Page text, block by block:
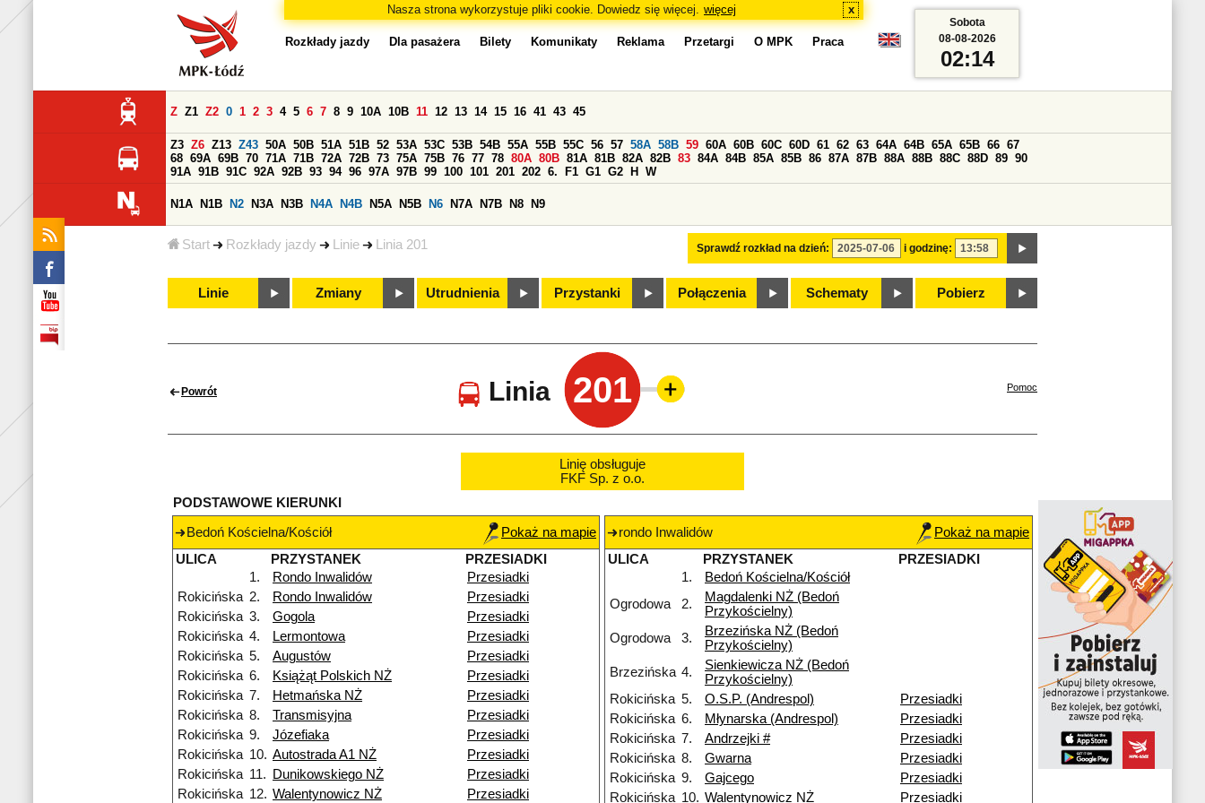
Nasza strona wykorzystuje pliki cookie. Dowiedz się więcej. więcej x
Start Rozkłady jazdy Linie Linia 201
Rozkłady jazdy Dla pasażera Bilety Komunikaty Reklama Przetargi O MPK Praca
Sprawdź rozkład na dzień: i godzinę:
Z Z1 Z2 0 1 2 3 4 5 6 7 8 9 10A 10B 11 12 13 14 15 16 41 43 45
Z3 Z6 Z13 Z43 50A 50B 51A 51B 52 53A 53C 53B 54B 55A 55B 55C 56 57 58A 58B 59 60A 60B 60C 60D 61 62 63 64A 64B 65A 65B 66 67
68 69A 69B 70 71A 71B 72A 72B 73 75A 75B 76 77 78 80A 80B 81A 81B 82A 82B 83 84A 84B 85A 85B 86 87A 87B 88A 88B 88C 88D 89 90
91A 91B 91C 92A 92B 93 94 96 97A 97B 99 100 101 201 202 6. F1 G1 G2 H W
N1A N1B N2 N3A N3B N4A N4B N5A N5B N6 N7A N7B N8 N9
Linie Zmiany Utrudnienia Przystanki Połączenia Schematy Pobierz
Sobota
08-08-2026
02:14
Powrót Linia 201 Pomoc
Linię obsługuje
FKF Sp. z o.o.
PODSTAWOWE KIERUNKI
Bedoń Kościelna/Kościół
Pokaż na mapie
ULICA
PRZYSTANEK
PRZESIADKI
1.
Rondo Inwalidów
Przesiadki
Rokicińska 2. Rondo Inwalidów
Przesiadki
Rokicińska 3. Gogola
Przesiadki
Rokicińska 4. Lermontowa
Przesiadki
Rokicińska 5. Augustów
Przesiadki
Rokicińska 6. Książąt Polskich NŻ
Przesiadki
Rokicińska 7. Hetmańska NŻ
Przesiadki
Rokicińska 8. Transmisyjna
Przesiadki
Rokicińska 9. Józefiaka
Przesiadki
Rokicińska 10. Autostrada A1 NŻ
Przesiadki
Rokicińska 11. Dunikowskiego NŻ
Przesiadki
Rokicińska 12. Walentynowicz NŻ Przesiadki
rondo Inwalidów
Pokaż na mapie
ULICA
PRZYSTANEK
PRZESIADKI
1.
Bedoń Kościelna/Kościół
Ogrodowa
2.
Magdalenki NŻ (Bedoń
Przykościelny)
Ogrodowa
3.
Brzezińska NŻ (Bedoń
Przykościelny)
Brzezińska 4.
Sienkiewicza NŻ (Bedoń
Przykościelny)
Rokicińska 5. O.S.P. (Andrespol)
Przesiadki
Rokicińska 6. Młynarska (Andrespol)
Przesiadki
Rokicińska 7. Andrzejki #
Przesiadki
Rokicińska 8. Gwarna
Przesiadki
Rokicińska 9. Gajcego
Przesiadki
Rokicińska 10. Walentynowicz NŻ Przesiadki